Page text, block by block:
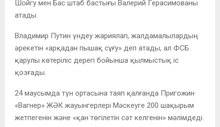
Шойгу мен Бас штаб бастығы Валерий Герасимованы
атады.
Владимир Путин үндеу жариялап, жалдамалылардың
әрекетін «арқадан пышақ сұғу» деп атады, ал ФСБ
қарулы көтеріліс дерегі бойынша қылмыстық іс
қозғады.
24 маусымда түн ортасына таяп қалғанда Пригожин
«Вагнер» ЖӘК жауынгерлері Мәскеуге 200 шақырым
жетпегенін және «қан төгілетін сәт келгенін» мәлімдеді.